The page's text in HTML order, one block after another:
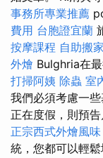
事務所專業推薦
費用 台胞證宜蘭
按摩課程 自助搬家
外燴 Bulghria在
打掃阿姨 除蟲 室
我們必須考慮一
正在度假，則預
正宗西式外燴風味
統，您都可以輕